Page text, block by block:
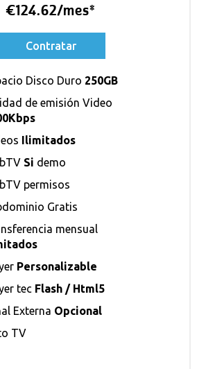
€124.62/mes*
Contratar
Disco Duro 250GB
de emisión Video
Ilimitados
Si demo
permisos
Gratis
mensual
Personalizable
tec Flash / Html5
Externa Opcional
TV